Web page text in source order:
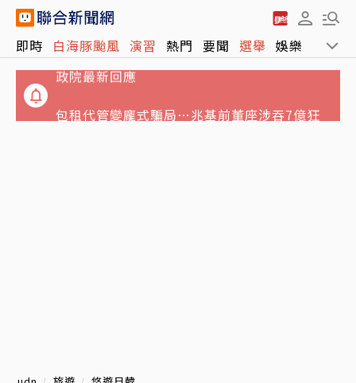
即時 白海豚颱風 演習 熱門 要聞 選舉 娛樂 運動
政院最新回應
包租代管變龐式騙局…兆基前董座涉吞7億狂